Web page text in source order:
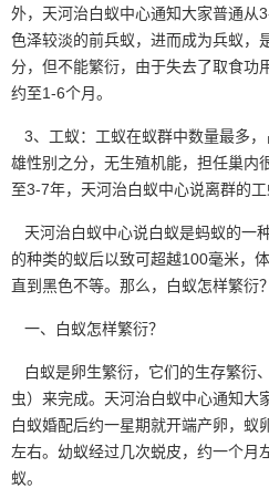
外，天河治白蚁中心通知大家普通从
色泽较淡的前兵蚁，进而成为兵蚁，
分，但不能繁衍，由于失去了取食功
约至1-6个月。
3、工蚁：工蚁在蚁群中数量最多，
雄性别之分，无生殖机能，担任巢内
至3-7年，天河治白蚁中心说离群的工
天河治白蚁中心说白蚁是蚂蚁的一
的种类的蚁后以致可超越100毫米，
直到黑色不等。那么，白蚁怎样繁衍？
一、白蚁怎样繁衍？
白蚁是卵生繁衍，它们的生存繁衍
虫）来完成。天河治白蚁中心通知大
白蚁婚配后约一星期就开端产卵，蚁
左右。幼蚁经过几次蜕皮，约一个月
蚁。